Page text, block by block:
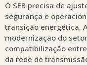
O SEB precisa de
segurança e
transição energética.
modernização do
compatibilização
da rede de